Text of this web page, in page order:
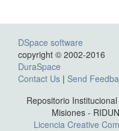
DSpace software
copyright © 2002-2016
DuraSpace
Contact Us | Send
Repositorio
Misiones -
Licencia Creative